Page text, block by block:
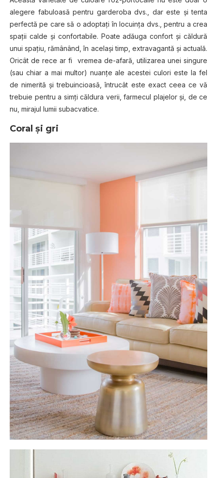
alegere fabuloasă pentru garderoba dvs., dar este şi tenta
perfectă pe care să o adoptaţi în locuinţa dvs., pentru a crea
spaţii calde şi confortabile. Poate adăuga confort şi căldură
unui spaţiu, rămânând, în acelaşi timp, extravagantă şi actuală.
Oricât de rece ar fi vremea de-afară, utilizarea unei singure
(sau chiar a mai multor) nuanţe ale acestei culori este la fel
de nimerită şi trebuincioasă, întrucât este exact ceea ce vă
trebuie pentru a simţi căldura verii, farmecul plajelor şi, de ce
nu, mirajul lumii subacvatice.
Coral şi gri